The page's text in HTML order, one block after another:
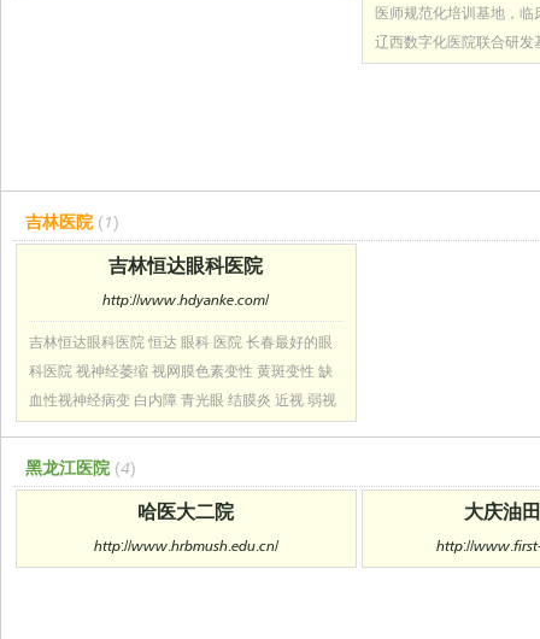
医师规范化培训基地，
辽西数字化医院联合研发
吉林医院 (1)
吉林恒达眼科医院
http://www.hdyanke.com/
吉林恒达眼科医院 恒达 眼科 医院 长春最好的眼
科医院 视神经萎缩 视网膜色素变性 黄斑变性 缺
血性视神经病变 白内障 青光眼 结膜炎 近视 弱视
黑龙江医院 (4)
哈医大二院
http://www.hrbmush.edu.cn/
大庆油
http://